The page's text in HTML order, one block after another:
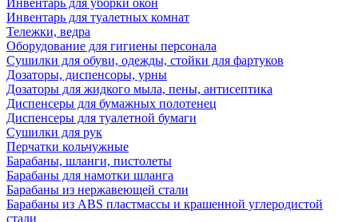
Инвентарь для уборки окон
Инвентарь для туалетных комнат
Тележки, ведра
Оборудование для гигиены персонала
Сушилки для обуви, одежды, стойки для фартуков
Дозаторы, диспенсоры, урны
Дозаторы для жидкого мыла, пены, антисептика
Диспенсеры для бумажных полотенец
Диспенсеры для туалетной бумаги
Сушилки для рук
Перчатки кольчужные
Барабаны, шланги, пистолеты
Барабаны для намотки шланга
Барабаны из нержавеющей стали
Барабаны из ABS пластмассы и крашенной углеродистой
стали